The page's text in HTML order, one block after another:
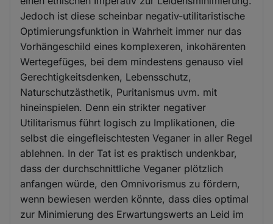
Jedoch ist diese scheinbar negativ-utilitaristische
Optimierungsfunktion in Wahrheit immer nur das
Vorhängeschild eines komplexeren, inkohärenten
Wertegefüges, bei dem mindestens genauso viel
Gerechtigkeitsdenken, Lebensschutz,
Naturschutzästhetik, Puritanismus uvm. mit
hineinspielen. Denn ein strikter negativer
Utilitarismus führt logisch zu Implikationen, die
selbst die eingefleischtesten Veganer in aller Regel
ablehnen. In der Tat ist es praktisch undenkbar,
dass der durchschnittliche Veganer plötzlich
anfangen würde, den Omnivorismus zu fördern,
wenn bewiesen werden könnte, dass dies optimal
zur Minimierung des Erwartungswerts an Leid im